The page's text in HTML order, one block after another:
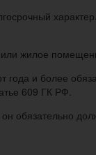
жилое
года и более
609 ГК РФ.
обязательно